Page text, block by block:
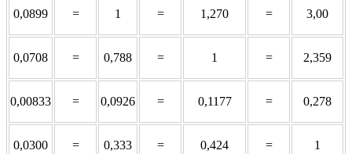
0,0899 = 1 = 1,270 = 3,00
0,0708 = 0,788 = 1 = 2,359
0,00833 = 0,0926 = 0,1177 = 0,278
0,0300 = 0,333 = 0,424 = 1